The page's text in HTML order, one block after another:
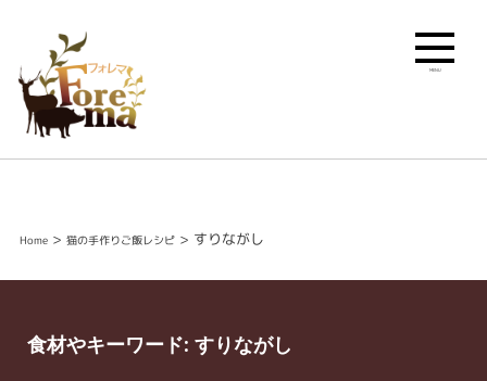
Home> 猫の手作りご飯レシピ> すりながし
食材やキーワード:すりながし
MENU